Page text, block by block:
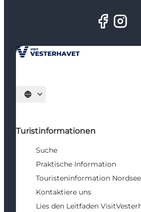
Sprache auswählen
Turistinformationen
Suche
Praktische Information
Touristeninformation Nordsee
Kontaktiere uns
Lies den Leitfaden